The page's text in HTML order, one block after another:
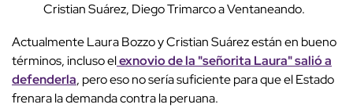
Cristian Suárez, Diego Trimarco a Ventaneando.
Actualmente Laura Bozzo y Cristian Suárez están en bueno
términos, incluso elexnovio de la "señorita Laura" salió a
defenderla, pero eso no sería suficiente para que el Estado
frenara la demanda contra la peruana.